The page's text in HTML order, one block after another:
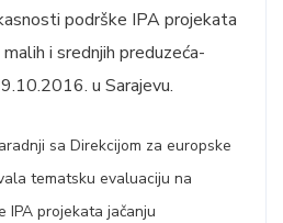
podrške IPA projekata
i srednjih preduzeća-
u Sarajevu.
sa Direkcijom za europske
tematsku evaluaciju na
IPA projekata jačanju